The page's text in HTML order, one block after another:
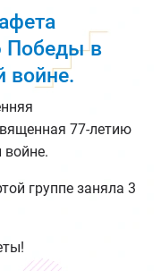
Победы в
войне.
77-летию
войне.
группе заняла 3